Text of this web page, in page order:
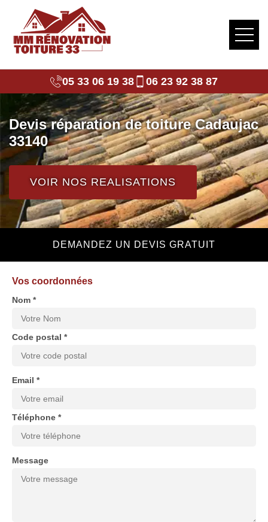
05 33 06 19 38 06 23 92 38 87
Devis réparation de toiture Cadaujac
33140
VOIR NOS REALISATIONS
DEMANDEZ UN DEVIS GRATUIT
Vos coordonnées
Nom *
Code postal *
Email *
Téléphone *
Message